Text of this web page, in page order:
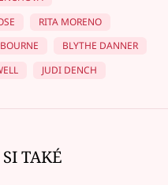
RITA MORENO
BLYTHE DANNER
JUDI DENCH
TAKÉ